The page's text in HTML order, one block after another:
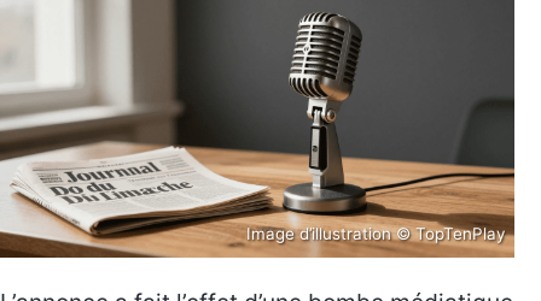
Image d’illustration © TopTenPlay